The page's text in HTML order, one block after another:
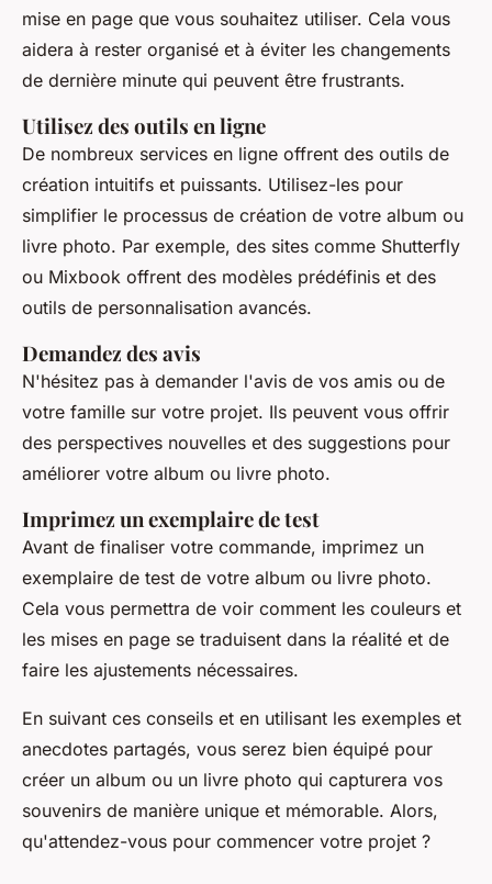
mise en page que vous souhaitez utiliser. Cela vous
aidera à rester organisé et à éviter les changements
de dernière minute qui peuvent être frustrants.
Utilisez des outils en ligne
De nombreux services en ligne offrent des outils de
création intuitifs et puissants. Utilisez-les pour
simplifier le processus de création de votre album ou
livre photo. Par exemple, des sites comme Shutterfly
ou Mixbook offrent des modèles prédéfinis et des
outils de personnalisation avancés.
Demandez des avis
N'hésitez pas à demander l'avis de vos amis ou de
votre famille sur votre projet. Ils peuvent vous offrir
des perspectives nouvelles et des suggestions pour
améliorer votre album ou livre photo.
Imprimez un exemplaire de test
Avant de finaliser votre commande, imprimez un
exemplaire de test de votre album ou livre photo.
Cela vous permettra de voir comment les couleurs et
les mises en page se traduisent dans la réalité et de
faire les ajustements nécessaires.
En suivant ces conseils et en utilisant les exemples et
anecdotes partagés, vous serez bien équipé pour
créer un album ou un livre photo qui capturera vos
souvenirs de manière unique et mémorable. Alors,
qu'attendez-vous pour commencer votre projet ?